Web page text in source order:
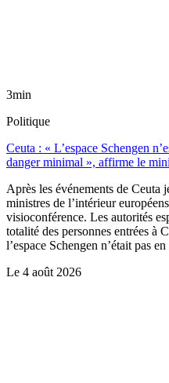
3min
Politique
Ceuta : « L’espace Schengen
danger minimal », affirme le
Après les événements de Ceuta
ministres de l’intérieur
visioconférence. Les autorités
totalité des personnes entrées à
l’espace Schengen n’était pas en
Le 4 août 2026